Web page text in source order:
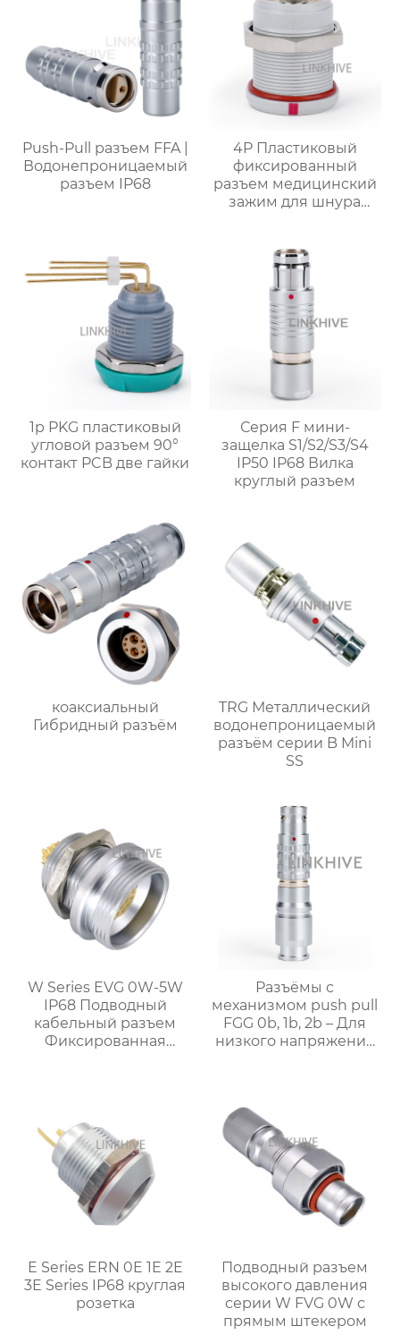
Push-Pull разъем FFA |
Водонепроницаемый
разъем IP68
4P Пластиковый
фиксированный
разъем медицинский
зажим для шнура
1p PKG пластиковый
угловой разъем 90°
контакт PCB две гайки
Серия F мини-
защелка S1/S2/S3/S4
IP50 IP68 Вилка
круглый разъем
коаксиальный
Гибридный разъём
TRG Металлический
водонепроницаемый
разъём серии B Mini
SS
W Series EVG 0W-5W
IP68 Подводный
кабельный разъем
Фиксированная
Разъёмы с
механизмом push pull
FGG 0b, 1b, 2b – Для
низкого напряжения
E Series ERN 0E 1E 2E
3E Series IP68 круглая
розетка
Подводный разъем
высокого давления
серии W FVG 0W с
прямым штекером